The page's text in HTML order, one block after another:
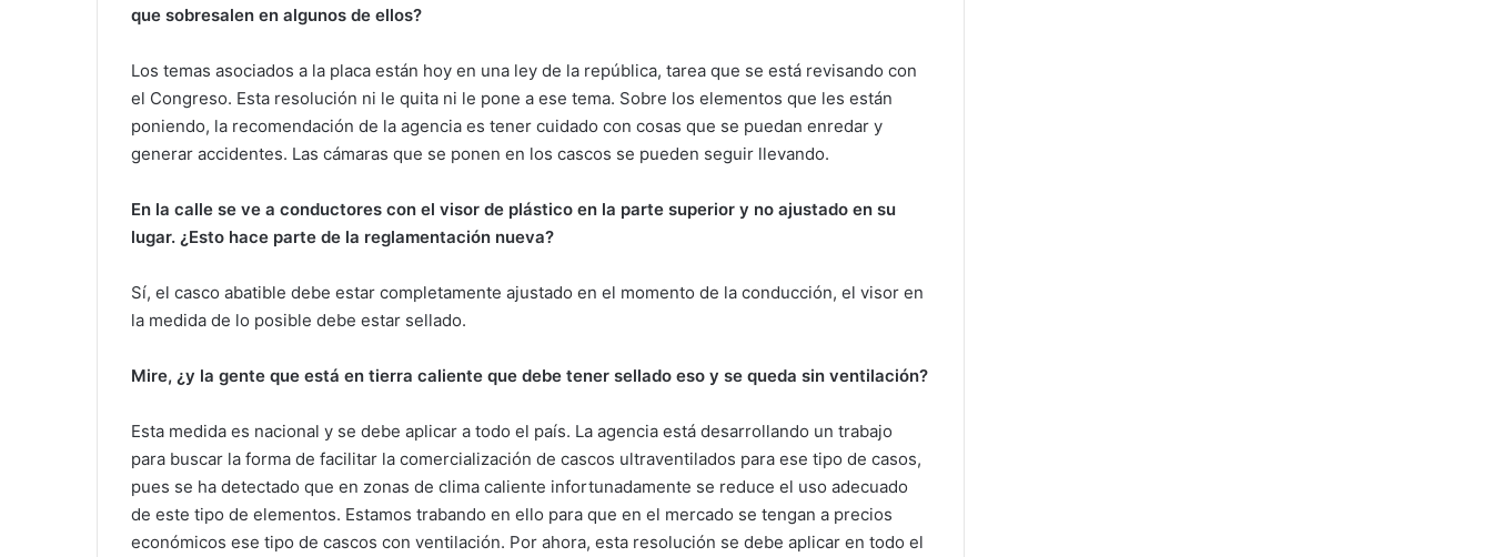
que sobresalen en algunos de ellos?
Los temas asociados a la placa están hoy en una ley de la república, tarea que se está revisando con
el Congreso. Esta resolución ni le quita ni le pone a ese tema. Sobre los elementos que les están
poniendo, la recomendación de la agencia es tener cuidado con cosas que se puedan enredar y
generar accidentes. Las cámaras que se ponen en los cascos se pueden seguir llevando.
En la calle se ve a conductores con el visor de plástico en la parte superior y no ajustado en su
lugar. ¿Esto hace parte de la reglamentación nueva?
Sí, el casco abatible debe estar completamente ajustado en el momento de la conducción, el visor en
la medida de lo posible debe estar sellado.
Mire, ¿y la gente que está en tierra caliente que debe tener sellado eso y se queda sin ventilación?
Esta medida es nacional y se debe aplicar a todo el país. La agencia está desarrollando un trabajo
para buscar la forma de facilitar la comercialización de cascos ultraventilados para ese tipo de casos,
pues se ha detectado que en zonas de clima caliente infortunadamente se reduce el uso adecuado
de este tipo de elementos. Estamos trabando en ello para que en el mercado se tengan a precios
económicos ese tipo de cascos con ventilación. Por ahora, esta resolución se debe aplicar en todo el